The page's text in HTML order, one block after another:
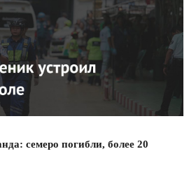
семеро погибли, более 20